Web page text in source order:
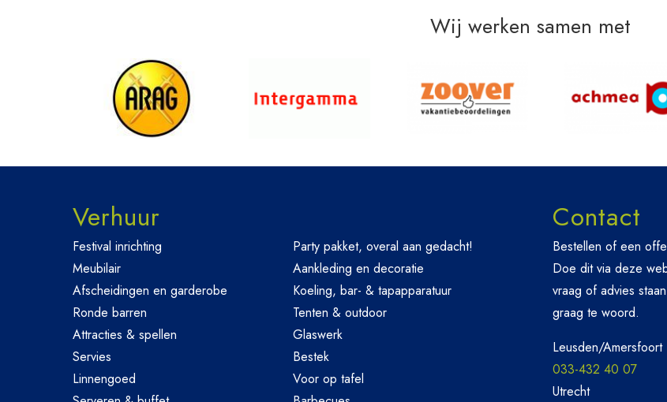
Wij werken samen met
Verhuur
Festival inrichting
Party pakket, overal aan gedacht!
Meubilair
Aankleding en decoratie
Afscheidingen en garderobe
Koeling, bar- & tapapparatuur
Ronde barren
Tenten & outdoor
Attracties & spellen
Glaswerk
Servies
Bestek
Linnengoed
Voor op tafel
Contact
Bestellen of een
Doe dit via deze
vraag of advies
graag te woord.
Leusden/Amersfoort
033-432 40 07
Utrecht